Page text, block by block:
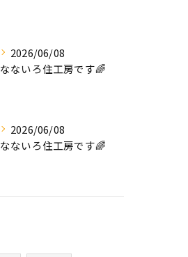
2026/06/08
なないろ住工房です🌈
2026/06/08
なないろ住工房です🌈